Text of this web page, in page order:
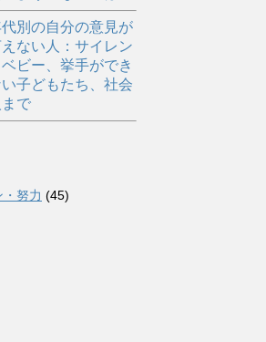
別の自分の意見が
ない人：サイレン
ベビー、挙手ができ
い子どもたち、社会
まで
努力 (45)